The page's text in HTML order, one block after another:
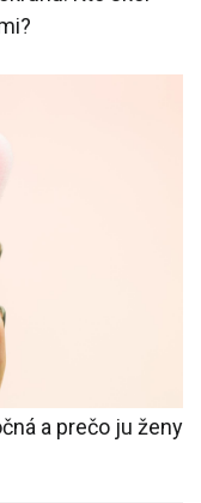
a prečo ju ženy